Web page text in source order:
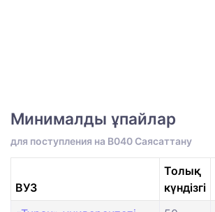
Минималды ұпайлар
для поступления на B040 Саясаттану
ВУЗ
Толық
күндізгі